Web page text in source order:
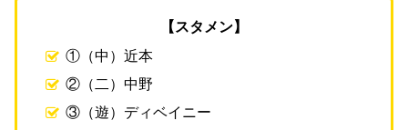
【スタメン】
①（中）近本
②（二）中野
③（遊）ディベイニー